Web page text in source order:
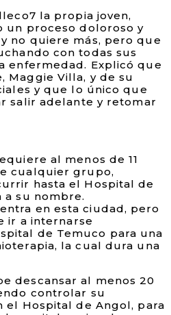
la propia joven,
un proceso doloroso y
no quiere más, pero que
con todas sus
enfermedad. Explicó que
Maggie Villa, y de su
y que lo único que
salir adelante y retomar
al menos de 11
cualquier grupo,
hasta el Hospital de
a su nombre.
en esta ciudad, pero
ir a internarse
de Temuco para una
la cual dura una
descansar al menos 20
controlar su
el Hospital de Angol, para